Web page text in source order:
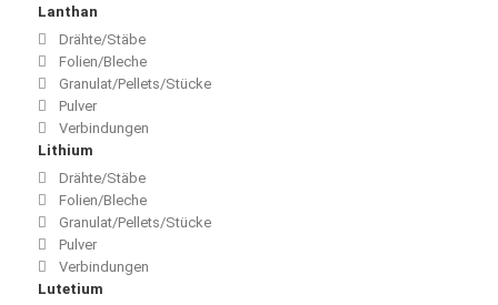
Lanthan
Drähte/Stäbe
Folien/Bleche
Granulat/Pellets/Stücke
Pulver
Verbindungen
Lithium
Drähte/Stäbe
Folien/Bleche
Granulat/Pellets/Stücke
Pulver
Verbindungen
Lutetium